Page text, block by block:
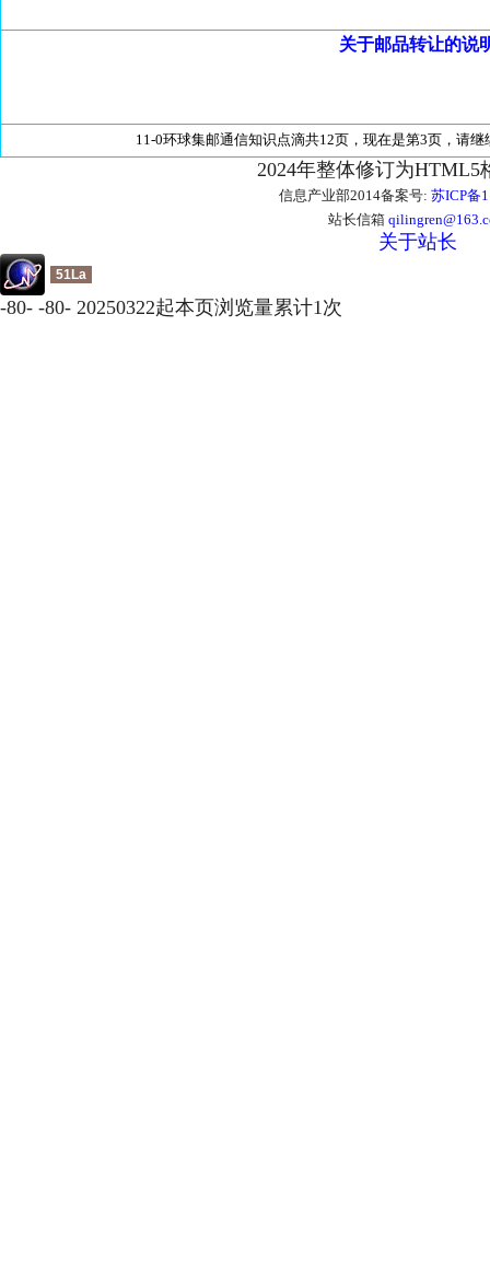
关于邮品转让的说
11-0环球集邮通信知识点滴共12页，现在是第3页，请
2024年整体修订为HTML5
信息产业部2014备案号: 苏ICP备
站长信箱
关于站长
51La
-80- -80- 20250322起本页浏览量累计1次